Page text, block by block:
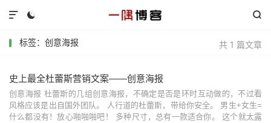
 

共 1 篇文章
标签：创意海报
史上最全杜蕾斯营销文案——创意海报
创意海报 杜蕾斯的几组创意海报，不确定是否是环时互动做的，不过看
风格应该是出自国外团队。 人行道的杜蕾斯，带给你安全。 男生+女生=
什么都没有！放心啪啪啪吧！ 多种尺寸，总有一款适合你。 这个就太露